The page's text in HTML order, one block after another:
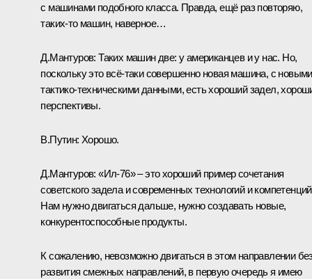
с машинами подобного класса. Правда, ещё раз повторяю,
таких‑то машин, наверное…
Д.Мантуров: Таких машин две: у американцев и у нас. Но,
поскольку это всё‑таки совершенно новая машина, с новыми
тактико-техническими данными, есть хороший задел,
перспективы.
В.Путин: Хорошо.
Д.Мантуров: «Ил-76» – это хороший пример сочетания
советского задела и современных технологий и
Нам нужно двигаться дальше, нужно создавать новые,
конкурентоспособные продукты.
К сожалению, невозможно двигаться в этом направлении
развития смежных направлений, в первую очередь я имею